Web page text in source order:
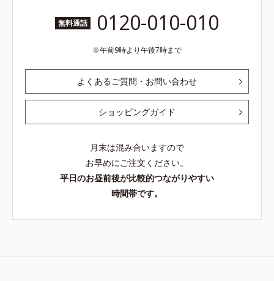
無料通話 0120-010-010
午前9時より午後7時まで
よくあるご質問・お問い合わせ
ショッピングガイド
月末は混み合いますので
お早めにご注文ください。
平日のお昼前後が比較的つながりやすい
時間帯です。